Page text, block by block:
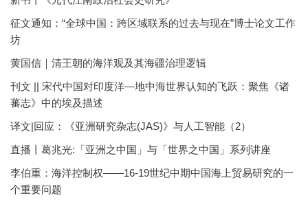
征文通知：“全球中国：跨区域联系的过去与现在”博士论文工作
坊
黄国信｜清王朝的海洋观及其海疆治理逻辑
刊文 || 宋代中国对印度洋—地中海世界认知的飞跃：聚焦《诸
蕃志》中的埃及描述
译文|回应：《亚洲研究杂志(JAS)》与人工智能（2）
直播丨葛兆光:「亚洲之中国」与「世界之中国」系列讲座
李伯重：海洋控制权——16-19世纪中期中国海上贸易研究的一
个重要问题